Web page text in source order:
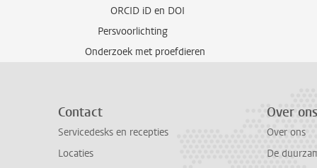
ORCID iD en DOI
Persvoorlichting
Onderzoek met proefdieren
Contact
Servicedesks en recepties
Locaties
Over ons
Over ons
De